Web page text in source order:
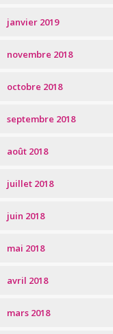
janvier 2019
novembre 2018
octobre 2018
septembre 2018
août 2018
juillet 2018
juin 2018
mai 2018
avril 2018
mars 2018